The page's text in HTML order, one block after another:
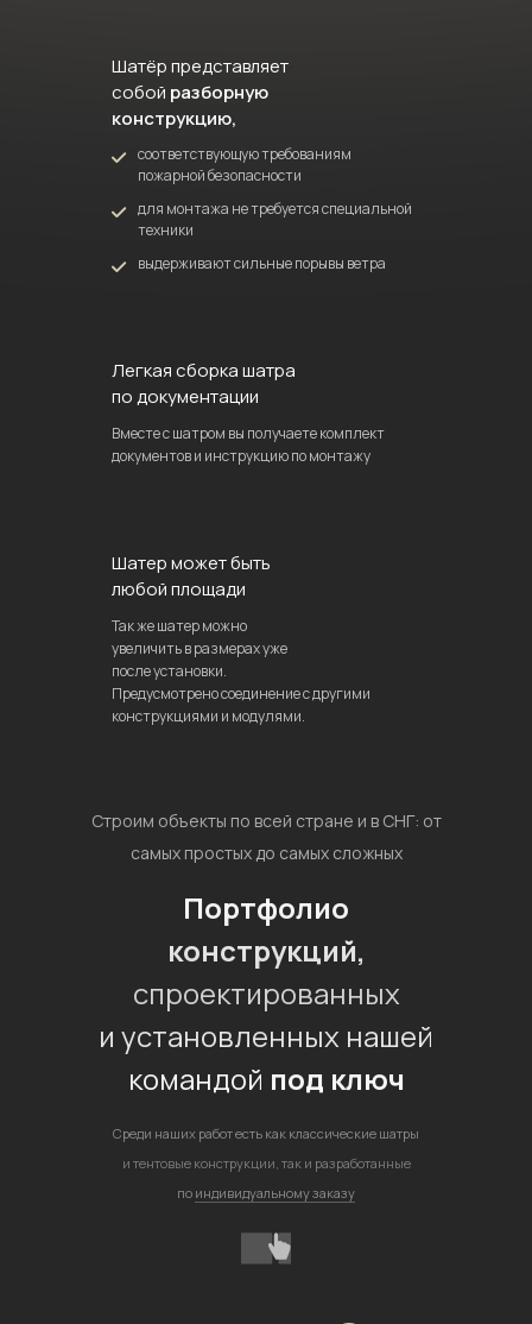
Шатёр представляет
собой разборную
конструкцию,
соответствующую требованиям
пожарной безопасности
для монтажа не требуется специальной
техники
выдерживают сильные порывы ветра
Легкая сборка шатра
по документации
Вместе с шатром вы получаете комплект
документов и инструкцию по монтажу
Шатер может быть
любой площади
Так же шатер можно
увеличить в размерах уже
после установки.
Предусмотрено соединение с другими
конструкциями и модулями.
Строим объекты по всей стране и в СНГ: от
самых простых до самых сложных
Портфолио
конструкций,
спроектированных
и установленных нашей
командой под ключ
Среди наших работ есть как классические шатры
и тентовые конструкции, так и разработанные
по индивидуальному заказу